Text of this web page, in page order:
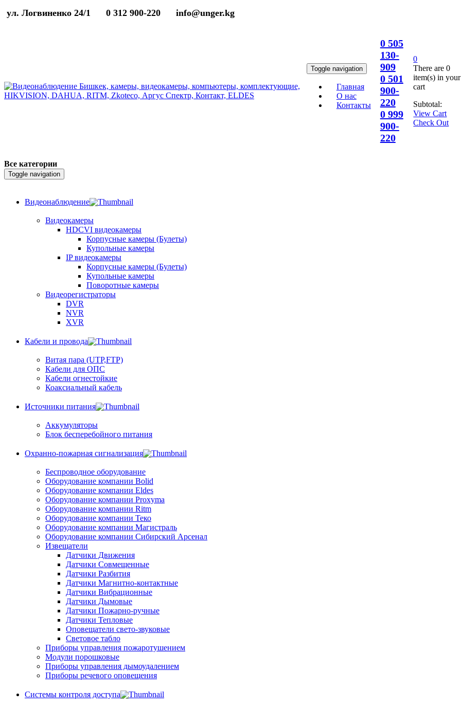
ул. Логвиненко 24/1 0 312 900-220 info@unger.kg
Toggle navigation
Главная
О нас
Контакты
0 505
130-
909
0 501
900-
220
0 999
900-
220
0
There are0
item(s) in your
cart
Subtotal:
View Cart
Check Out
Все категории
Toggle navigation
Видеонаблюдение
Видеокамеры
HDCVI видеокамеры
Корпусные камеры (Булеты)
Купольные камеры
IP видеокамеры
Корпусные камеры (Булеты)
Купольные камеры
Поворотные камеры
Видеорегистраторы
DVR
NVR
XVR
Кабели и провода
Витая пара (UTP,FTP)
Кабели для ОПС
Кабели огнестойкие
Коаксиальный кабель
Источники питания
Аккумуляторы
Блок бесперебойного питания
Охранно-пожарная сигнализация
Беспроводное оборудование
Оборудование компании Bolid
Оборудование компании Eldes
Оборудование компании Proxyma
Оборудование компании Ritm
Оборудование компании Теко
Оборудование компании Магистраль
Оборудование компании Сибирский Арсенал
Извещатели
Датчики Движения
Датчики Совмещенные
Датчики Разбития
Датчики Магнитно-контактные
Датчики Вибрационные
Датчики Дымовые
Датчики Пожарно-ручные
Датчики Тепловые
Оповещатели свето-звуковые
Световое табло
Приборы управления пожаротушением
Модули порошковые
Приборы управления дымоудалением
Приборы речевого оповещения
Системы контроля доступа